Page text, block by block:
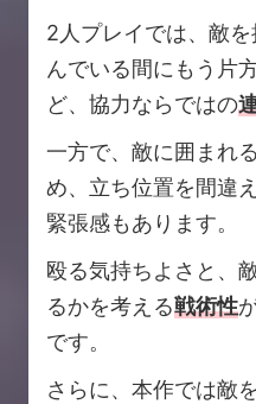
2人プレイでは、敵
んでいる間にもう片
ど、協力ならではの
一方で、敵に囲まれ
め、立ち位置を間違
緊張感もあります。
殴る気持ちよさと、
るかを考える戦術性
です。
さらに、本作では敵